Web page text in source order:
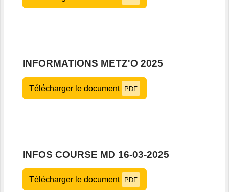
INFORMATIONS METZ'O 2025
Télécharger le document PDF
INFOS COURSE MD 16-03-2025
Télécharger le document PDF